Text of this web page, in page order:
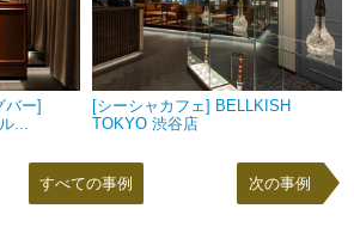
バー]
...
[シーシャカフェ] BELLKISH
TOKYO 渋谷店
次の事例
すべての事例